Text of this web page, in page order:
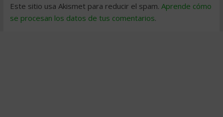
Este sitio usa Akismet para reducir el spam. Aprende cómo
se procesan los datos de tus comentarios.